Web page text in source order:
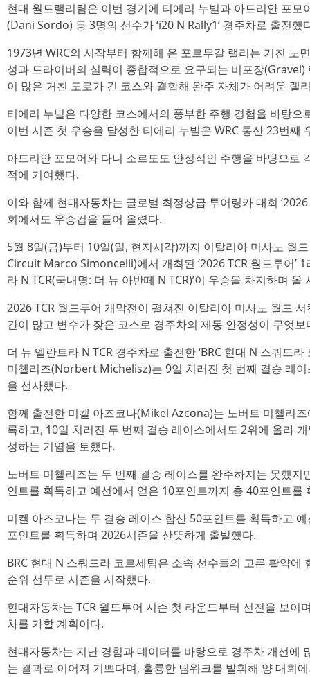
현대 월드랠리팀은 이번 경기에 티에리 누빌과 아드리안 포
(Dani Sordo) 등 3명의 선수가 ‘i20 N Rally1’ 경주차로 출전했
1973년 WRC의 시작부터 함께해 온 포르투갈 랠리는 거친 노
성과 드라이버의 실력이 종합적으로 요구되는 비포장
이 많은 거친 도로가 긴 코스와 결합해 완주 자체가 어려운 랠
티에리 누빌은 다양한 코스에서의 풍부한 주행 경험을 바탕
이번 시즌 첫 우승을 달성한 티에리 누빌은 WRC 통산 23번째
아드리안 포모어와 다니 소르도도 안정적인 주행을 바탕으로
적에 기여했다.
이와 함께 현대자동차는 글로벌 최정상급 투어링카 대회
회에서도 우승컵을 들어 올렸다.
5월 8일(금)부터 10일(일, 현지시각)까지 이탈리아 미사노 월
Circuit Marco Simoncelli)에서 개최된 ‘2026 TCR 월드투어’
라 N TCR(국내명: 더 뉴 아반떼 N TCR)’이 우승을 차지하며
2026 TCR 월드투어 개막전이 펼쳐진 이탈리아 미사노 월드
간이 많고 변수가 잦은 코스로 경주차의 제동 안정성이 무엇보
더 뉴 엘란트라 N TCR 경주차로 출전한 ‘BRC 현대 N 스쿼드
미첼리즈(Norbert Michelisz)는 9일 치러진 첫 번째 결승 레
을 선사했다.
함께 출전한 미켈 아즈코나(Mikel Azcona)는 노버트 미첼리
록하고, 10일 치러진 두 번째 결승 레이스에서도 2위에 올라
성하는 기염을 토했다.
노버트 미첼리즈는 두 번째 결승 레이스를 완주하지는 못했지
인트를 획득하고 예선에서 얻은 10포인트까지 총 40포인트를
미켈 아즈코나는 두 결승 레이스 합산 50포인트를 획득하고
포인트를 획득하며 2026시즌을 산뜻하게 출발했다.
BRC 현대 N 스쿼드라 코르세팀은 소속 선수들의 고른 활약에
순위 선두로 시즌을 시작했다.
현대자동차는 TCR 월드투어 시즌 첫 라운드부터 선전을 보이
차를 가할 계획이다.
현대자동차는 지난 경험과 데이터를 바탕으로 경주차 개선에
는 결과로 이어져 기쁘다며, 훌륭한 팀워크를 발휘해 양 대회